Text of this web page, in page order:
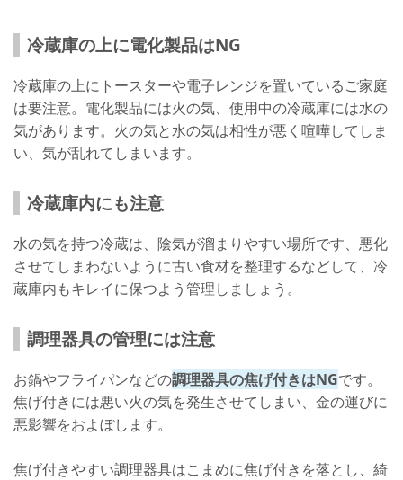
冷蔵庫の上に電化製品はNG
冷蔵庫の上にトースターや電子レンジを置いているご家庭
は要注意。電化製品には火の気、使用中の冷蔵庫には水の
気があります。火の気と水の気は相性が悪く喧嘩してしま
い、気が乱れてしまいます。
冷蔵庫内にも注意
水の気を持つ冷蔵は、陰気が溜まりやすい場所です、悪化
させてしまわないように古い食材を整理するなどして、冷
蔵庫内もキレイに保つよう管理しましょう。
調理器具の管理には注意
お鍋やフライパンなどの調理器具の焦げ付きはNGです。
焦げ付きには悪い火の気を発生させてしまい、金の運びに
悪影響をおよぼします。
焦げ付きやすい調理器具はこまめに焦げ付きを落とし、綺